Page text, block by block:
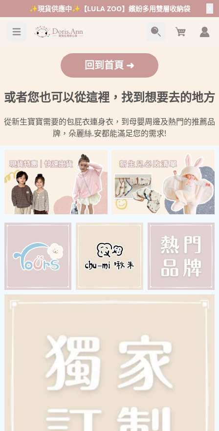
✨現貨供應中✨【LULA ZOO】繽紛多用雙層收納袋
Cart
回到首頁 ➜
或者您也可以從這裡，找到想要去的地方
從新生寶寶需要的包屁衣連身衣，到母嬰周邊及熱門的推薦品
牌，朵麗絲.安都能滿足您的需求!